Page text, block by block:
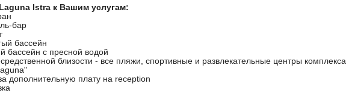
Istra к Вашим услугам:
бар
бассейн
бассейн с пресной водой
близости - все пляжи, спортивные и развлекательные центры комплекса
дополнительную плату на reception